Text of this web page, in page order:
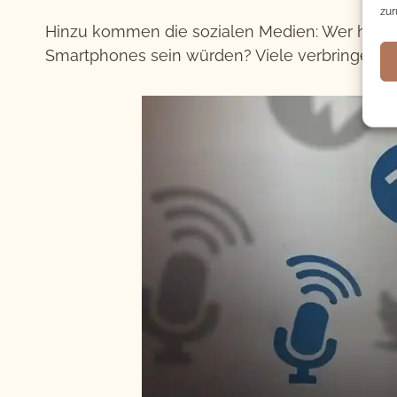
Hinzu kommen die sozialen Medien: Wer
Smartphones sein würden? Viele verbringen